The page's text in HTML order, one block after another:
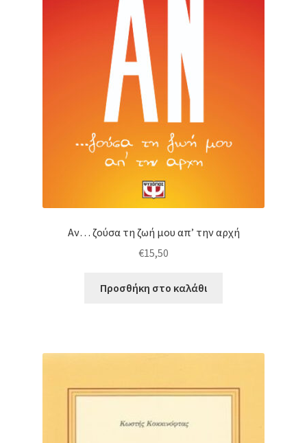
Αν… ζούσα τη ζωή μου απ’ την αρχή
€15,50
Προσθήκη στο καλάθι